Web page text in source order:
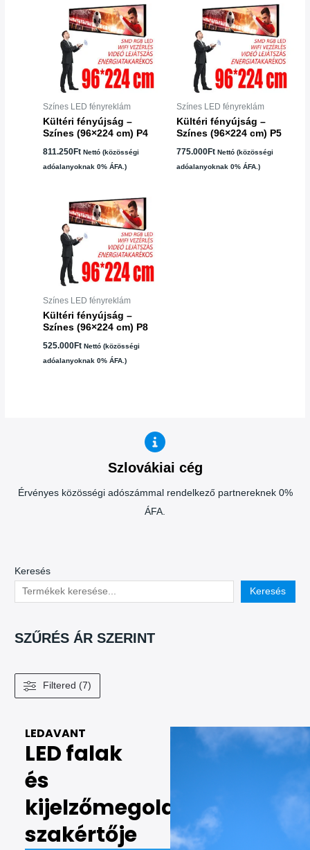
Színes LED fényreklám
Kültéri fényújság –
Színes (96×224 cm) P4
811.250Ft Nettó (közösségi
adóalanyoknak 0% ÁFA.)
Színes LED fényreklám
Kültéri fényújság –
Színes (96×224 cm) P5
775.000Ft Nettó (közösségi
adóalanyoknak 0% ÁFA.)
Színes LED fényreklám
Kültéri fényújság –
Színes (96×224 cm) P8
525.000Ft Nettó (közösségi
adóalanyoknak 0% ÁFA.)
Szlovákiai cég
Érvényes közösségi adószámmal rendelkező partnereknek 0%
ÁFA.
Keresés
Keresés
SZŰRÉS ÁR SZERINT
Filtered (7)
LEDAVANT
LED falak
és
kijelzőmegoldások
szakértője